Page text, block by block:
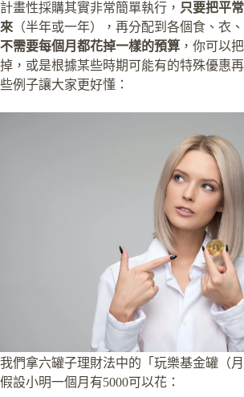
計畫性採購其實非常簡單執行， 只要把平
來 （半年或一年），再分配到各個食、衣
不需要每個月都花掉一樣的預算 ，你可以
掉，或是根據某些時期可能有的特殊優惠
些例子讓大家更好懂：
我們拿六罐子理財法中的「玩樂基金罐（月
假設小明一個月有5000可以花：